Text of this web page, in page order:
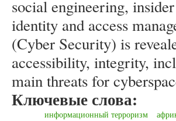
social engineering,
identity and access
(Cyber Security) is
accessibility, integrity,
main threats for
Ключевые слова:
информационный терроризм